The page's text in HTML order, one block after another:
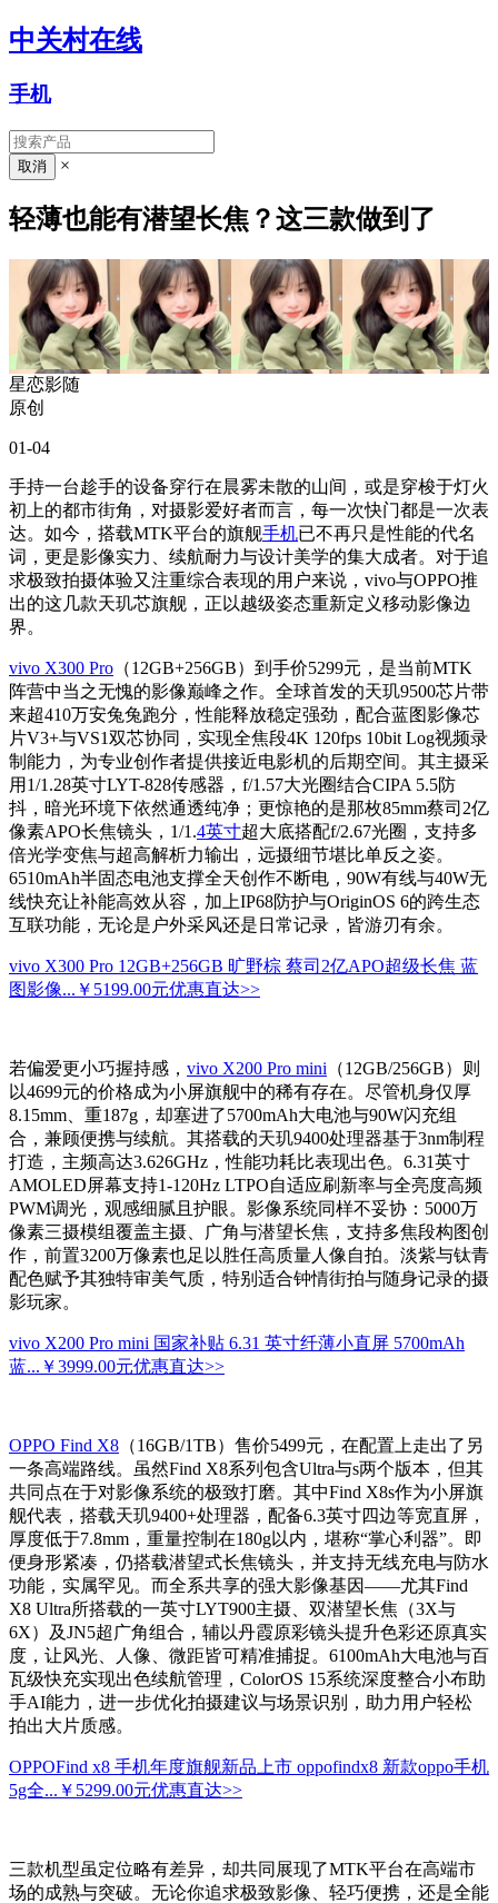
中关村在线
手机
×
轻薄也能有潜望长焦？这三款做到了
星恋影随
原创
01-04
手持一台趁手的设备穿行在晨雾未散的山间，或是穿梭于灯火
初上的都市街角，对摄影爱好者而言，每一次快门都是一次表
达。如今，搭载MTK平台的旗舰手机已不再只是性能的代名
词，更是影像实力、续航耐力与设计美学的集大成者。对于追
求极致拍摄体验又注重综合表现的用户来说，vivo与OPPO推
出的这几款天玑芯旗舰，正以越级姿态重新定义移动影像边
界。
vivo X300 Pro （12GB+256GB）到手价5299元，是当前MTK
阵营中当之无愧的影像巅峰之作。全球首发的天玑9500芯片带
来超410万安兔兔跑分，性能释放稳定强劲，配合蓝图影像芯
片V3+与VS1双芯协同，实现全焦段4K 120fps 10bit Log视频录
制能力，为专业创作者提供接近电影机的后期空间。其主摄采
用1/1.28英寸LYT-828传感器，f/1.57大光圈结合CIPA 5.5防
抖，暗光环境下依然通透纯净；更惊艳的是那枚85mm蔡司2亿
像素APO长焦镜头，1/1.4英寸超大底搭配f/2.67光圈，支持多
倍光学变焦与超高解析力输出，远摄细节堪比单反之姿。
6510mAh半固态电池支撑全天创作不断电，90W有线与40W无
线快充让补能高效从容，加上IP68防护与OriginOS 6的跨生态
互联功能，无论是户外采风还是日常记录，皆游刃有余。
vivo X300 Pro 12GB+256GB 旷野棕 蔡司2亿APO超级长焦 蓝
图影像... ￥5199.00元优惠直达>>
若偏爱更小巧握持感， vivo X200 Pro mini （12GB/256GB）则
以4699元的价格成为小屏旗舰中的稀有存在。尽管机身仅厚
8.15mm、重187g，却塞进了5700mAh大电池与90W闪充组
合，兼顾便携与续航。其搭载的天玑9400处理器基于3nm制程
打造，主频高达3.626GHz，性能功耗比表现出色。6.31英寸
AMOLED屏幕支持1-120Hz LTPO自适应刷新率与全亮度高频
PWM调光，观感细腻且护眼。影像系统同样不妥协：5000万
像素三摄模组覆盖主摄、广角与潜望长焦，支持多焦段构图创
作，前置3200万像素也足以胜任高质量人像自拍。淡紫与钛青
配色赋予其独特审美气质，特别适合钟情街拍与随身记录的摄
影玩家。
vivo X200 Pro mini 国家补贴 6.31 英寸纤薄小直屏 5700mAh
蓝... ￥3999.00元优惠直达>>
OPPO Find X8 （16GB/1TB）售价5499元，在配置上走出了另
一条高端路线。虽然Find X8系列包含Ultra与s两个版本，但其
共同点在于对影像系统的极致打磨。其中Find X8s作为小屏旗
舰代表，搭载天玑9400+处理器，配备6.3英寸四边等宽直屏，
厚度低于7.8mm，重量控制在180g以内，堪称“掌心利器”。即
便身形紧凑，仍搭载潜望式长焦镜头，并支持无线充电与防水
功能，实属罕见。而全系共享的强大影像基因——尤其Find
X8 Ultra所搭载的一英寸LYT900主摄、双潜望长焦（3X与
6X）及JN5超广角组合，辅以丹霞原彩镜头提升色彩还原真实
度，让风光、人像、微距皆可精准捕捉。6100mAh大电池与百
瓦级快充实现出色续航管理，ColorOS 15系统深度整合小布助
手AI能力，进一步优化拍摄建议与场景识别，助力用户轻松
拍出大片质感。
OPPOFind x8 手机年度旗舰新品上市 oppofindx8 新款oppo手机
5g全... ￥5299.00元优惠直达>>
三款机型虽定位略有差异，却共同展现了MTK平台在高端市
场的成熟与突破。无论你追求极致影像、轻巧便携，还是全能